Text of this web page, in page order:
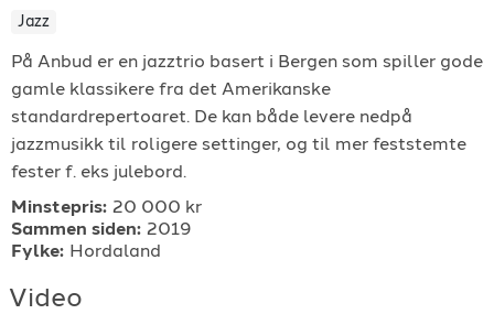
For arrangører
For musiker
Support
Jazz
På Anbud er en jazztrio basert i Bergen som spiller gode
gamle klassikere fra det Amerikanske
standardrepertoaret. De kan både levere nedpå
jazzmusikk til roligere settinger, og til mer feststemte
fester f. eks julebord.
Minstepris: 20 000 kr
Sammen siden: 2019
Fylke: Hordaland
Video